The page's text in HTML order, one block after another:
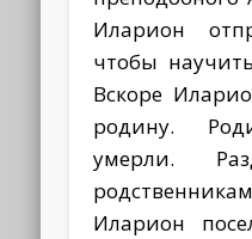
Иларион
чтобы
Вскоре
родину.
умерли.
Иларион